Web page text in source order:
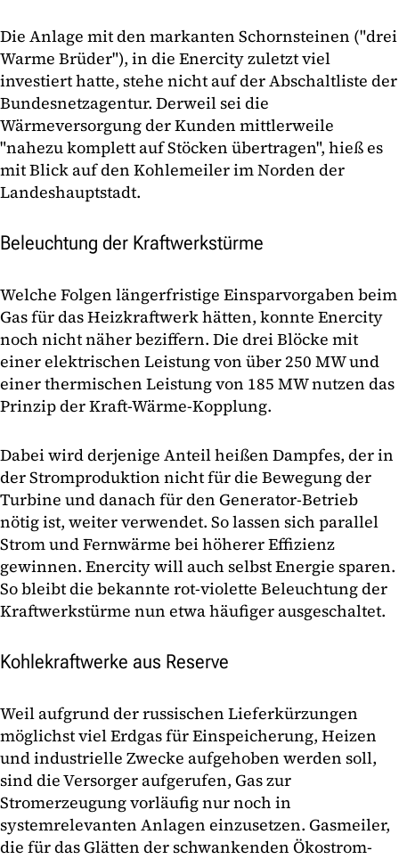
Die Anlage mit den markanten Schornsteinen ("drei
Warme Brüder"), in die Enercity zuletzt viel
investiert hatte, stehe nicht auf der Abschaltliste der
Bundesnetzagentur. Derweil sei die
Wärmeversorgung der Kunden mittlerweile
"nahezu komplett auf Stöcken übertragen", hieß es
mit Blick auf den Kohlemeiler im Norden der
Landeshauptstadt.
Beleuchtung der Kraftwerkstürme
Welche Folgen längerfristige Einsparvorgaben beim
Gas für das Heizkraftwerk hätten, konnte Enercity
noch nicht näher beziffern. Die drei Blöcke mit
einer elektrischen Leistung von über 250 MW und
einer thermischen Leistung von 185 MW nutzen das
Prinzip der Kraft-Wärme-Kopplung.
Dabei wird derjenige Anteil heißen Dampfes, der in
der Stromproduktion nicht für die Bewegung der
Turbine und danach für den Generator-Betrieb
nötig ist, weiter verwendet. So lassen sich parallel
Strom und Fernwärme bei höherer Effizienz
gewinnen. Enercity will auch selbst Energie sparen.
So bleibt die bekannte rot-violette Beleuchtung der
Kraftwerkstürme nun etwa häufiger ausgeschaltet.
Kohlekraftwerke aus Reserve
Weil aufgrund der russischen Lieferkürzungen
möglichst viel Erdgas für Einspeicherung, Heizen
und industrielle Zwecke aufgehoben werden soll,
sind die Versorger aufgerufen, Gas zur
Stromerzeugung vorläufig nur noch in
systemrelevanten Anlagen einzusetzen. Gasmeiler,
die für das Glätten der schwankenden Ökostrom-